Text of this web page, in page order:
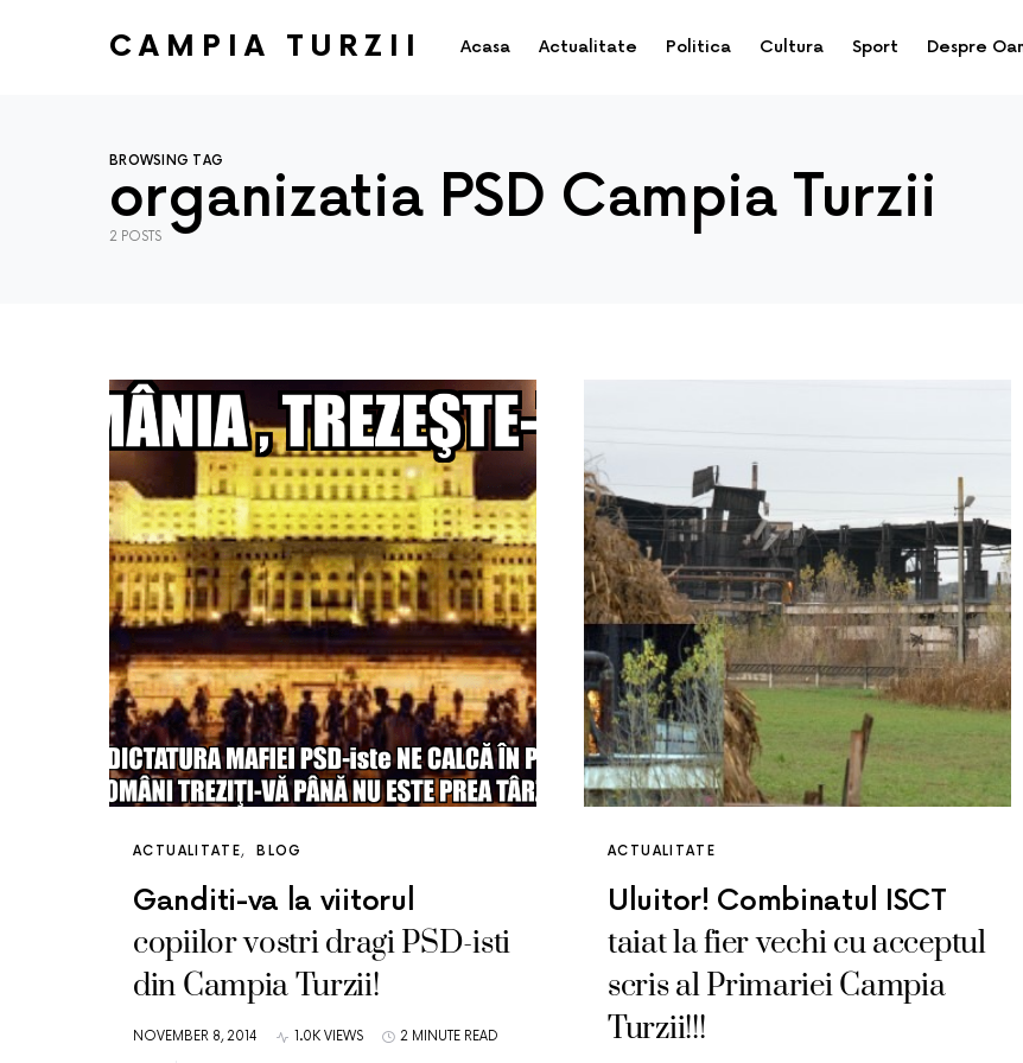
CAMPIA TURZII Acasa Actualitate Politica Cultura Sport Despre
BROWSING TAG
organizatia PSD Campia Turzii
2 POSTS
ACTUALITATE BLOG
Ganditi-va la viitorul
copiilor vostri dragi PSD-isti
din Campia Turzii!
NOVEMBER 8, 2014 1.0K VIEWS 2 MINUTE READ
ACTUALITATE
Uluitor! Combinatul ISCT
taiat la fier vechi cu acceptul
scris al Primariei Campia
Turzii!!!